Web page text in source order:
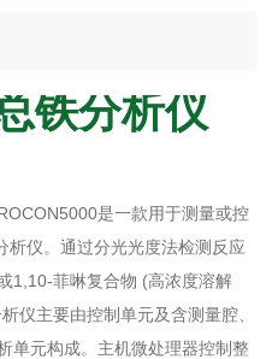
铁分析仪
是一款用于测量或控
仪。通过分光光度法检测反应
1,10-菲啉复合物 (高浓度溶解
仪主要由控制单元及含测量腔、
单元构成。主机微处理器控制整